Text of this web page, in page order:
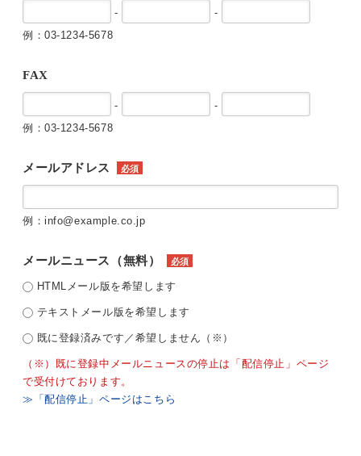
-
-
例：03-1234-5678
FAX
-
-
例：03-1234-5678
メールアドレス 必須
例：info@example.co.jp
メールニュース（無料） 必須
HTMLメール版を希望します
テキストメール版を希望します
既に登録済みです／希望しません（※）
（※）既に登録中メールニュースの停止は「配信停止」ページ
で受付けております。
≫「配信停止」ページはこちら